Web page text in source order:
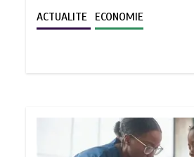
ACTUALITE ECONOMIE